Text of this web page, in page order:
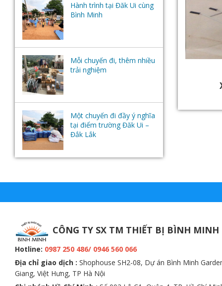
Hành trình tại Đăk Ui cùng
Bình Minh
Mỗi chuyến đi, thêm nhiều
trải nghiệm
Một chuyến đi đầy ý nghĩa
tại điểm trường Đăk Ui –
Đắk Lắk
CÔNG TY SX TM THIẾT BỊ BÌNH MINH
Hotline: 0987 250 486/ 0946 560 066
Địa chỉ giao dịch : Shophouse SH2-08, Dự án Bình Minh
Giang, Việt Hưng, TP Hà Nội